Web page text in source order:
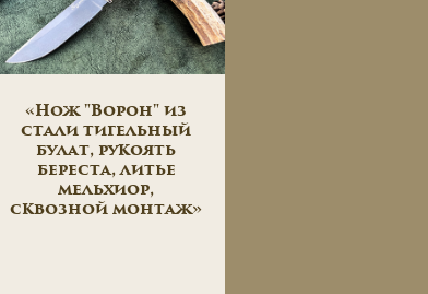
«Нож "Ворон" из
стали тигельный
булат, рукоять
береста, литье
мельхиор,
сквозной монтаж»